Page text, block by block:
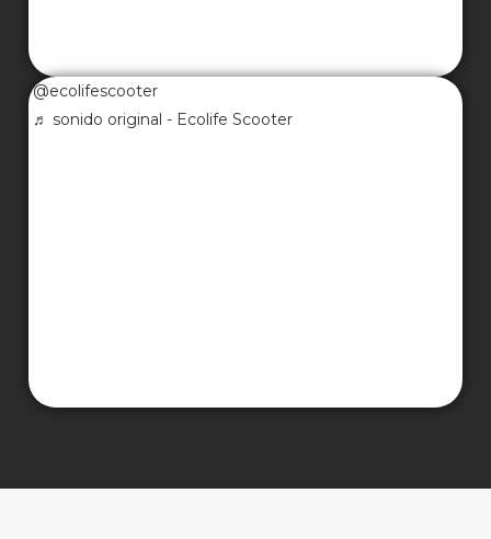
@ecolifescooter
♬ sonido original - Ecolife Scooter